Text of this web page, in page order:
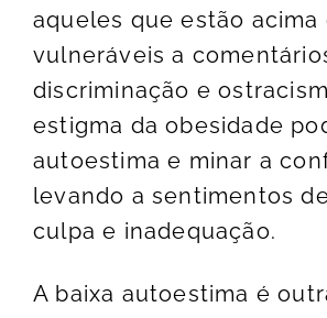
aqueles que estão acima
vulneráveis a
discriminação e
estigma da obesidade
autoestima e minar a
levando a sentimentos
culpa e inadequação.
A baixa autoestima é